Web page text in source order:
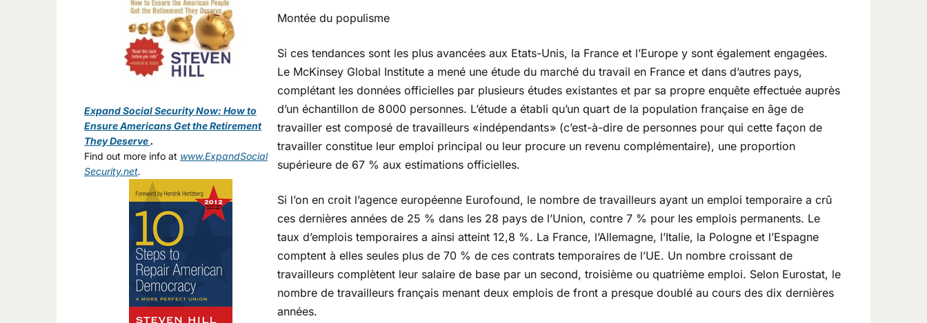
Montée du populisme
Si ces tendances sont les plus avancées aux Etats-Unis, la France et l’Europe y sont également engagées.
Le McKinsey Global Institute a mené une étude du marché du travail en France et dans d’autres pays,
complétant les données officielles par plusieurs études existantes et par sa propre enquête effectuée auprès
d’un échantillon de 8 000 personnes. L’étude a établi qu’un quart de la population française en âge de
travailler est composé de travailleurs « indépendants » (c’est-à-dire de personnes pour qui cette façon de
travailler constitue leur emploi principal ou leur procure un revenu complémentaire), une proportion
supérieure de 67 % aux estimations officielles.
Si l’on en croit l’agence européenne Eurofound, le nombre de travailleurs ayant un emploi temporaire a crû
ces dernières années de 25 % dans les 28 pays de l’Union, contre 7 % pour les emplois permanents. Le
taux d’emplois temporaires a ainsi atteint 12,8 %. La France, l’Allemagne, l’Italie, la Pologne et l’Espagne
comptent à elles seules plus de 70 % de ces contrats temporaires de l’UE. Un nombre croissant de
travailleurs complètent leur salaire de base par un second, troisième ou quatrième emploi. Selon Eurostat, le
nombre de travailleurs français menant deux emplois de front a presque doublé au cours des dix dernières
années.
Expand Social Security Now: How to
Ensure Americans Get the Retirement
They Deserve.
Find out more info at www.ExpandSocial
Security.net.